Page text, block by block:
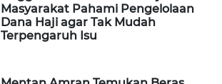
Masyarakat Pahami Pengelolaan
Dana Haji agar Tak Mudah
Terpengaruh Isu